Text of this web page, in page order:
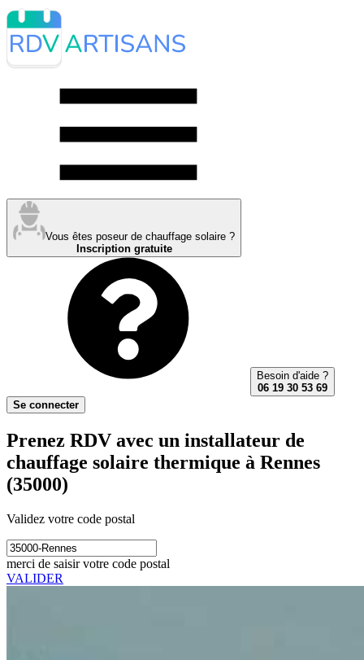
Vous êtes poseur de chauffage solaire ?
Inscription gratuite
Besoin d'aide ?
06 19 30 53 69
Se connecter
Prenez RDV avec un installateur de
chauffage solaire thermique à Rennes
(35000)
Validez votre code postal
merci de saisir votre code postal
VALIDER